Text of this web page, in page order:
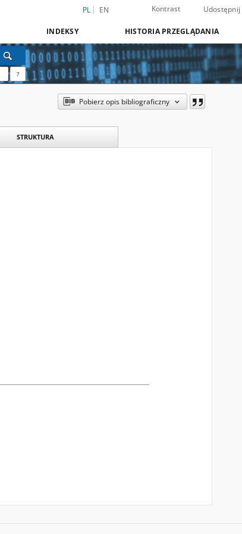
PL EN Kontrast Udostępnij
INDEKSY HISTORIA PRZEGLĄDANIA
?
Pobierz opis bibliograficzny
STRUKTURA